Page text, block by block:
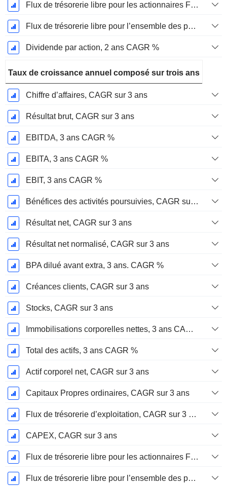
Flux de trésorerie libre pour les actionnaires FCFE, CAGR sur 2 ans
Flux de trésorerie libre pour l’ensemble des pourvoyeurs de fonds (créanciers et actionnaires) FCFF, CAGR sur 2 ans
Dividende par action, 2 ans CAGR %
Taux de croissance annuel composé sur trois ans
Chiffre d’affaires, CAGR sur 3 ans
Résultat brut, CAGR sur 3 ans
EBITDA, 3 ans CAGR %
EBITA, 3 ans CAGR %
EBIT, 3 ans CAGR %
Bénéfices des activités poursuivies, CAGR sur 3 ans
Résultat net, CAGR sur 3 ans
Résultat net normalisé, CAGR sur 3 ans
BPA dilué avant extra, 3 ans. CAGR %
Créances clients, CAGR sur 3 ans
Stocks, CAGR sur 3 ans
Immobilisations corporelles nettes, 3 ans CAGR %
Total des actifs, 3 ans CAGR %
Actif corporel net, CAGR sur 3 ans
Capitaux Propres ordinaires, CAGR sur 3 ans
Flux de trésorerie d’exploitation, CAGR sur 3 ans
CAPEX, CAGR sur 3 ans
Flux de trésorerie libre pour les actionnaires FCFE, CAGR sur 3 ans
Flux de trésorerie libre pour l’ensemble des pourvoyeurs de fonds (créanciers et actionnaires) FCFF, CAGR sur 3 ans